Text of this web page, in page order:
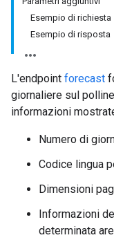
Esempio di richiesta
Esempio di risposta
L'endpoint forecast
giornaliere sul
informazioni
Numero di
Codice lingua
Dimensioni
Informazioni
determinata